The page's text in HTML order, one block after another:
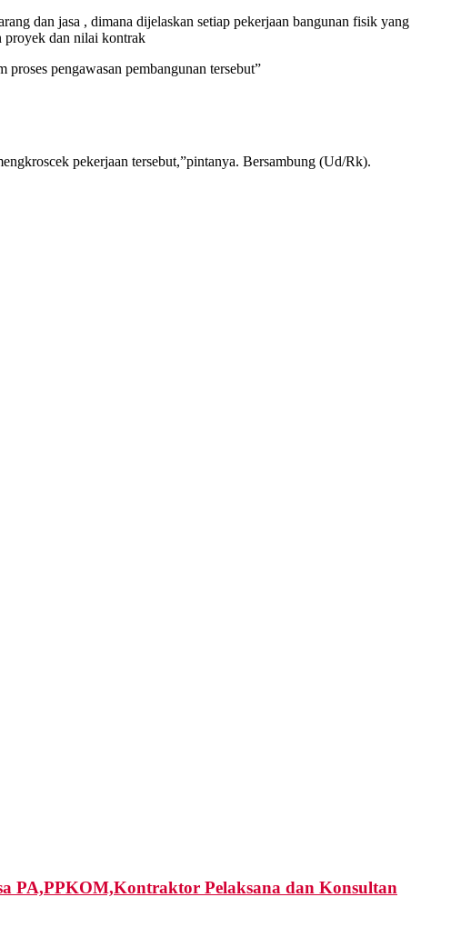
dan jasa , dimana dijelaskan setiap pekerjaan bangunan fisik yang
proyek dan nilai kontrak
pengawasan pembangunan tersebut”
pekerjaan tersebut,”pintanya. Bersambung (Ud/Rk).
PA,PPKOM,Kontraktor Pelaksana dan Konsultan